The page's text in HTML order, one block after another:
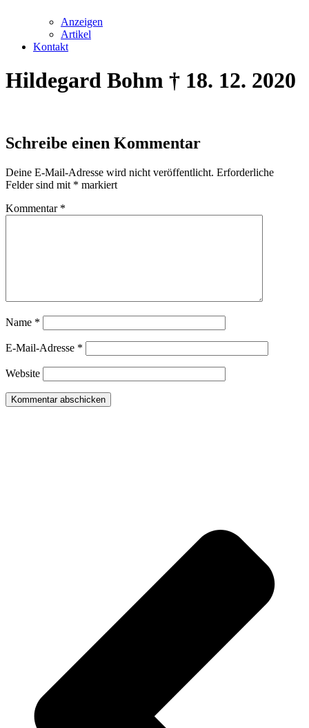
Anzeigen
Artikel
Kontakt
Hildegard Bohm † 18. 12. 2020
Schreibe einen Kommentar
Deine E-Mail-Adresse wird nicht veröffentlicht. Erforderliche
Felder sind mit * markiert
Kommentar *
Name *
E-Mail-Adresse *
Website